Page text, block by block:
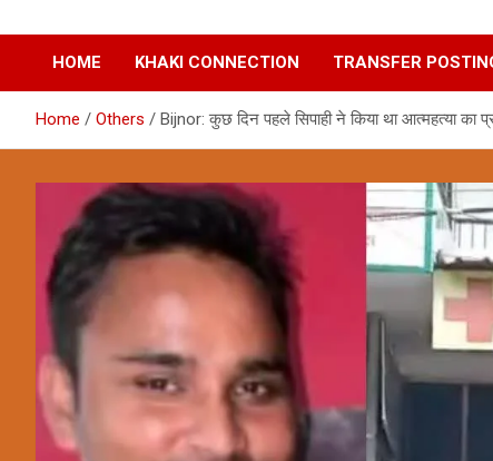
Police Media News
HOME KHAKI CONNECTION TRANSFER
Home Others Bijnor: कुछ दिन पहले सिपाही ने किया था आत्महत्या का